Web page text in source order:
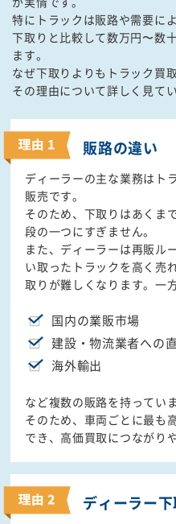
特にトラックは販路や需要に
下取りと比較して数万円〜数
ます。
なぜ下取りよりもトラック買
その理由について詳しく見て
販路の違い
ディーラーの主な業務はト
販売です。
そのため、下取りはあくま
段の一つにすぎません。
また、ディーラーは再販ル
い取ったトラックを高く売
取りが難しくなります。一
国内の業販市場
建設・物流業者への
海外輸出
など複数の販路を持っていま
そのため、車両ごとに最も
でき、高価買取につながり
ディーラー